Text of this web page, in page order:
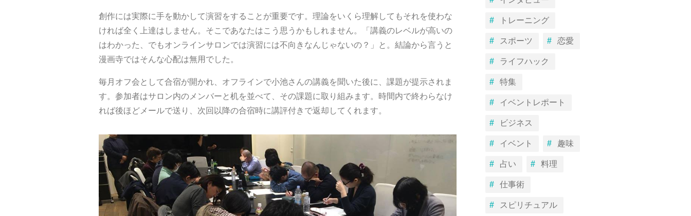
創作には実際に手を動かして演習をすることが重要です。理論をいくら理解してもそれを使わな
ければ全く上達はしません。そこであなたはこう思うかもしれません。「講義のレベルが高いの
はわかった、でもオンラインサロンでは演習には不向きなんじゃないの？」と。結論から言うと
漫画寺ではそんな心配は無用でした。
毎月オフ会として合宿が開かれ、オフラインで小池さんの講義を聞いた後に、課題が提示されま
す。参加者はサロン内のメンバーと机を並べて、その課題に取り組みます。時間内で終わらなけ
れば後ほどメールで送り、次回以降の合宿時に講評付きで返却してくれます。
トレーニング
スポーツ 恋愛
ライフハック
特集
イベントレポート
ビジネス
イベント 趣味
占い 料理
仕事術
スピリチュアル